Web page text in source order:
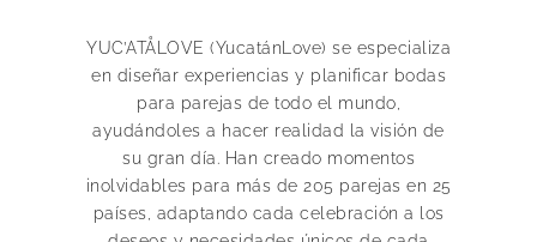
YUC’ATÅLOVE (YucatánLove) se especializa
en diseñar experiencias y planificar bodas
para parejas de todo el mundo,
ayudándoles a hacer realidad la visión de
su gran día. Han creado momentos
inolvidables para más de 205 parejas en 25
países, adaptando cada celebración a los